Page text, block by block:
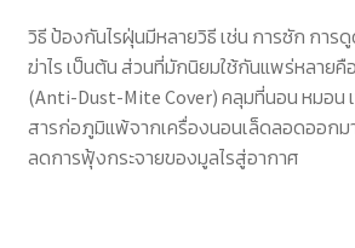
วิธี ป้องกันไรฝุ่นมีหลายวิธี เช่น การซัก การ
ฆ่าไร เป็นต้น ส่วนที่มักนิยมใช้กันแพร่หลายคื
(Anti-Dust-Mite Cover) คลุมที่นอน หมอน
สารก่อภูมิแพ้จากเครื่องนอนเล็ดลอดออกม
ลดการฟุ้งกระจายของมูลไรสู่อากาศ